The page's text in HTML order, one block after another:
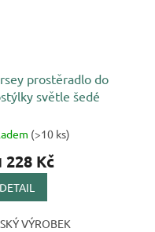
prostěradlo do
světle šedé
(>10 ks)
228 Kč
DETAIL
VÝROBEK